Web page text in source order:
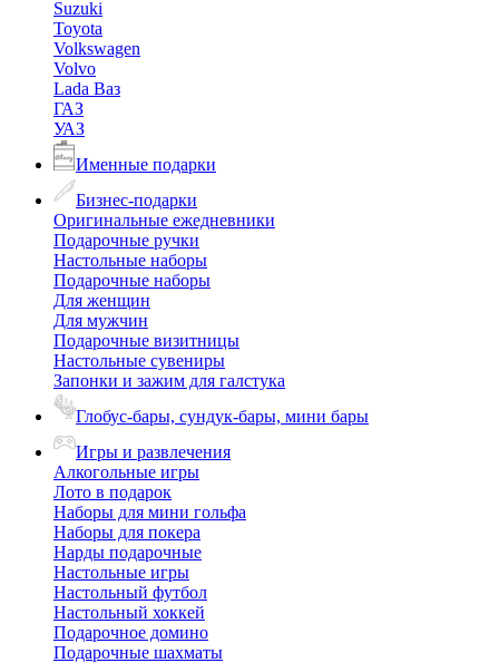
Suzuki
Toyota
Volkswagen
Volvo
Lada Ваз
ГАЗ
УАЗ
Именные подарки
Бизнес-подарки
Оригинальные ежедневники
Подарочные ручки
Настольные наборы
Подарочные наборы
Для женщин
Для мужчин
Подарочные визитницы
Настольные сувениры
Запонки и зажим для галстука
Глобус-бары, сундук-бары, мини бары
Игры и развлечения
Алкогольные игры
Лото в подарок
Наборы для мини гольфа
Наборы для покера
Нарды подарочные
Настольные игры
Настольный футбол
Настольный хоккей
Подарочное домино
Подарочные шахматы